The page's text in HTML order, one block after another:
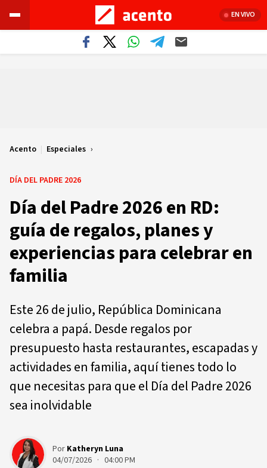
EN VIVO
Acento | Especiales
DÍA DEL PADRE 2026
Día del Padre 2026 en RD:
guía de regalos, planes y
experiencias para celebrar en
familia
Este 26 de julio, República Dominicana
celebra a papá. Desde regalos por
presupuesto hasta restaurantes, escapadas y
actividades en familia, aquí tienes todo lo
que necesitas para que el Día del Padre 2026
sea inolvidable
Por Katheryn Luna
04/07/2026 · 04:00 PM